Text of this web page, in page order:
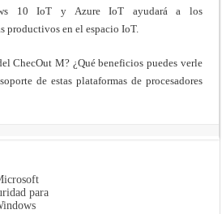
10 IoT y Azure IoT ayudará a los
productivos en el espacio IoT.
ChecOut M? ¿Qué beneficios puedes verle
de estas plataformas de procesadores
para